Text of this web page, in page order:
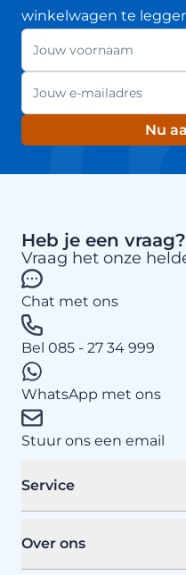
winkelwagen te
Nieuwsbrief
Jouw voornaam
E-mailadres
Nu
Heb je een vraag?
Vraag het onze
Chat met ons
Bel 085 - 27 34 999
WhatsApp met ons
Stuur ons een email
Service
Over ons